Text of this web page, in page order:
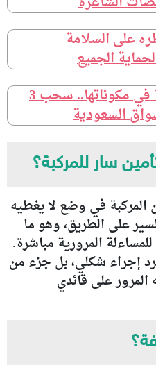
على السلامة
الجميع
بعد رصد مادة محظورة في مكوناتها.. سحب 3
السعودية
سار للمركبة؟
المركبة في وضع لا يغطيه
على الطريق، وهو ما
المرورية مباشرة.
إجراء شكلي، بل جزء من
المرور على قائدي